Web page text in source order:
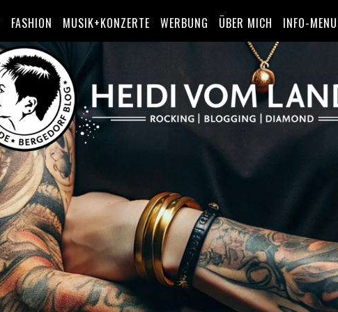
FASHION MUSIK+KONZERTE WERBUNG ÜBER MICH INFO-